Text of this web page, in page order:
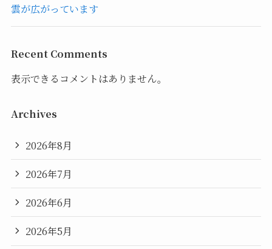
雲が広がっています
Recent Comments
表示できるコメントはありません。
Archives
2026年8月
2026年7月
2026年6月
2026年5月